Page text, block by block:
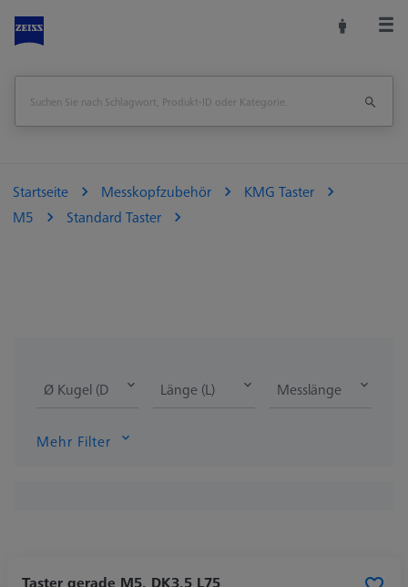
Startseite Messkopfzubehör
KMG Taster
M5
Standard Taster
Ø Kugel (DK) Länge (L) Messlänge (ML)
Mehr Filter
Taster gerade M5, DK3,5 L75